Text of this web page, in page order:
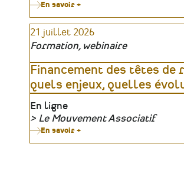
En savoir +
de
la
Colonne
de
:
un
week-
end
autour
21 juillet 2026
Formation, webinaire
Financement des têtes de
quels enjeux, quelles
Lieu
En ligne
Organisateur
Le Mouvement Associatif
En savoir +